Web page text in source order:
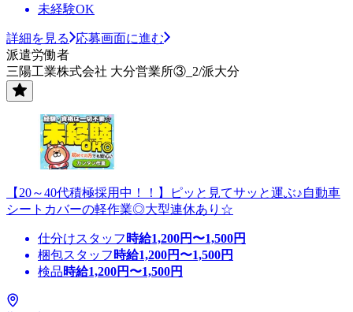
未経験OK
詳細を見る
応募画面に進む
派遣労働者
三陽工業株式会社 大分営業所③_2/派大分
【20～40代積極採用中！！】ピッと見てサッと運ぶ♪自動車
シートカバーの軽作業◎大型連休あり☆
仕分けスタッフ 時給1,200円〜1,500円
梱包スタッフ 時給1,200円〜1,500円
検品時給1,200円〜1,500円